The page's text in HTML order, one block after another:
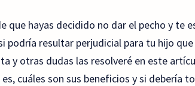
que hayas decidido no dar el pecho y te
podría resultar perjudicial para tu hijo
y otras dudas las resolveré en este
cuáles son sus beneficios y si debería